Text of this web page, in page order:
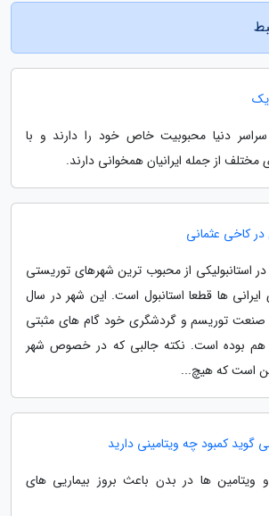
دنیا محبوبیت خاص خود را دارند و با
از جمله ایرانیان همخوانی دارند.
در کاخی عثمانی
استانبولیکی از محبوب ترین شهرهای توریستی
ها قطعا استانبول است. این شهر در سال
صنعت توریسم و گردشگری خود گام های مثبتی
هم بوده است. نکته جالبی که در خصوص شهر
است که هیچ...
گوید کمبود چه ویتامینی دارید
ویتامین ها در بدن باعث بروز بیماریی های